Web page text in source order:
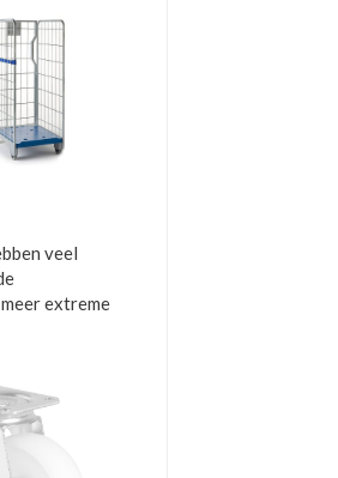
veel
extreme